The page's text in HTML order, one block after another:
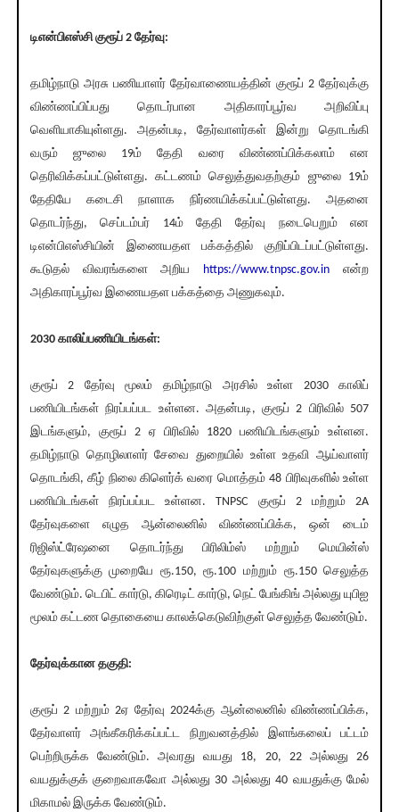
டிஎன்பிஎஸ்சி குரூப் 2 தேர்வு:
தமிழ்நாடு அரசு பணியாளர் தேர்வாணையத்தின் குரூப் 2 தேர்வுக்கு
விண்ணப்பிப்பது தொடர்பான அதிகாரப்பூர்வ அறிவிப்பு
வெளியாகியுள்ளது. அதன்படி, தேர்வாளர்கள் இன்று தொடங்கி
வரும் ஜுலை 19ம் தேதி வரை விண்ணப்பிக்கலாம் என
தெரிவிக்கப்பட்டுள்ளது. கட்டணம் செலுத்துவதற்கும் ஜுலை 19ம்
தேதியே கடைசி நாளாக நிர்ணயிக்கப்பட்டுள்ளது. அதனை
தொடர்ந்து, செப்டம்பர் 14ம் தேதி தேர்வு நடைபெறும் என
டிஎன்பிஎஸ்சியின் இணையதள பக்கத்தில் குறிப்பிடப்பட்டுள்ளது.
கூடுதல் விவரங்களை அறிய https://www.tnpsc.gov.in என்ற
அதிகாரப்பூர்வ இணையதள பக்கத்தை அணுகவும்.
2030 காலிப்பணியிடங்கள்:
குரூப் 2 தேர்வு மூலம் தமிழ்நாடு அரசில் உள்ள 2030 காலிப்
பணியிடங்கள் நிரப்பப்பட உள்ளன. அதன்படி, குரூப் 2 பிரிவில் 507
இடங்களும், குரூப் 2 ஏ பிரிவில் 1820 பணியிடங்களும் உள்ளன.
தமிழ்நாடு தொழிலாளர் சேவை துறையில் உள்ள உதவி ஆய்வாளர்
தொடங்கி, கீழ் நிலை கிளெர்க் வரை மொத்தம் 48 பிரிவுகளில் உள்ள
பணியிடங்கள் நிரப்பப்பட உள்ளன. TNPSC குரூப் 2 மற்றும் 2A
தேர்வுகளை எழுத ஆன்லைனில் விண்ணப்பிக்க, ஒன் டைம்
ரிஜிஸ்ட்ரேஷனை தொடர்ந்து பிரிலிம்ஸ் மற்றும் மெயின்ஸ்
தேர்வுகளுக்கு முறையே ரூ.150, ரூ.100 மற்றும் ரூ.150 செலுத்த
வேண்டும். டெபிட் கார்டு, கிரெடிட் கார்டு, நெட் பேங்கிங் அல்லது யுபிஐ
மூலம் கட்டண தொகையை காலக்கெடுவிற்குள் செலுத்த வேண்டும்.
தேர்வுக்கான தகுதி:
குரூப் 2 மற்றும் 2ஏ தேர்வு 2024க்கு ஆன்லைனில் விண்ணப்பிக்க,
தேர்வாளர் அங்கீகரிக்கப்பட்ட நிறுவனத்தில் இளங்கலைப் பட்டம்
பெற்றிருக்க வேண்டும். அவரது வயது 18, 20, 22 அல்லது 26
வயதுக்குக் குறைவாகவோ அல்லது 30 அல்லது 40 வயதுக்கு மேல்
மிகாமல் இருக்க வேண்டும்.